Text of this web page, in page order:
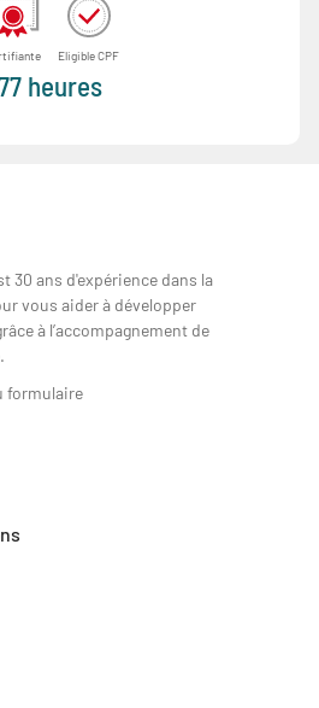
Eligible CPF
heures
30 ans d'expérience dans la
vous aider à développer
à l’accompagnement de
formulaire